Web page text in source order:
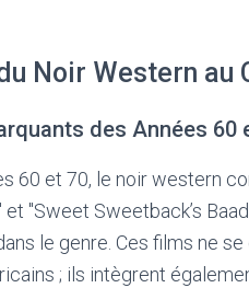
Noir Western au
des Années 60
60 et 70, le noir western
"Sweet Sweetback’s
le genre. Ces films ne
; ils intègrent